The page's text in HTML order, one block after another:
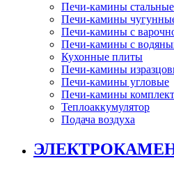
Печи-камины стальные
Печи-камины
Печи-камины с
Печи-камины с
Кухонные плиты
Печи-камины
Печи-камины угловые
Печи-камины
Теплоаккумулятор
Подача воздуха